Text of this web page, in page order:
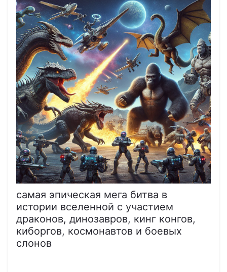
самая эпическая мега битва в
истории вселенной с участием
драконов, динозавров, кинг конгов,
киборгов, космонавтов и боевых
слонов